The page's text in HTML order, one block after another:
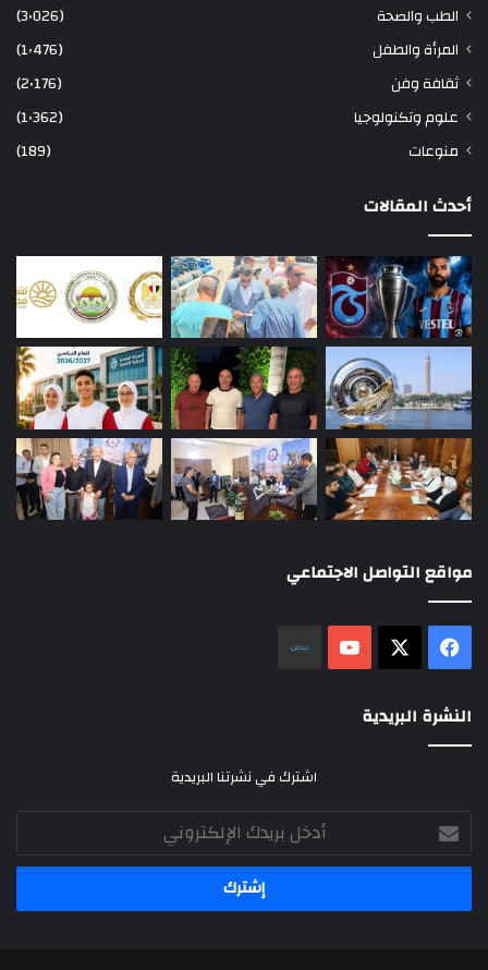
الطب والصحة
(3٬026)
المرأة والطفل
(1٬476)
ثقافة وفن
(2٬176)
علوم وتكنولوجيا
(1٬362)
منوعات
(189)
أحدث المقالات
مواقع التواصل الاجتماعي
فيسبوك ‫YouTube
النشرة البريدية
اشترك في نشرتنا البريدية
أدخل
بريدك
الإلكتروني